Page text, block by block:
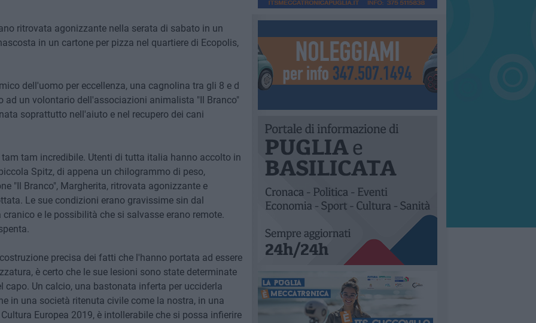
ritrovata agonizzante nella serata di sabato in un
in un cartone per pizza nel quartiere di Ecopolis,
dell'uomo per eccellenza, una cagnolina tra gli 8 e d
ad un volontario dell'associazioni animalista "Il Branco"
soprattutto nell'aiuto e nel recupero dei cani
tam incredibile. Utenti di tutta italia hanno accolto in
Spitz, di appena un chilogrammo di peso,
"Il Branco", Margherita, ritrovata agonizzante e
Le sue condizioni erano gravissime sin dal
e le possibilità che si salvasse erano remote.
precisa dei fatti che l'hanno portata ad essere
è certo che le sue lesioni sono state determinate
Un calcio, una bastonata inferta per ucciderla
in una società ritenuta civile come la nostra, in una
Europea 2019, è intollerabile che si possa infierire